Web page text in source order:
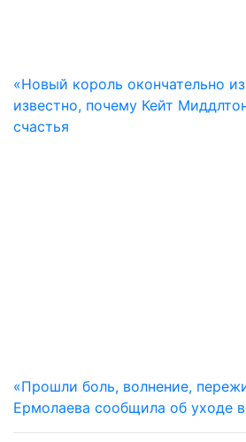
«Новый король окончательно
известно, почему Кейт
счастья
«Прошли боль, волнение,
Ермолаева сообщила об уходе